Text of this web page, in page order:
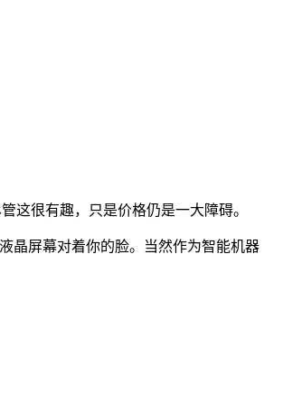
这很有趣，只是价格仍是一大障碍。
晶屏幕对着你的脸。当然作为智能机器